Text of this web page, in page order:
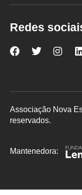
Redes
Nova
Facebook
Nova
Twitter
Associação Nova
reservados.
Mantenedora: